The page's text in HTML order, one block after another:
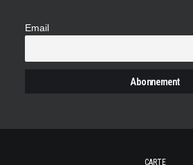
Email
CARTE